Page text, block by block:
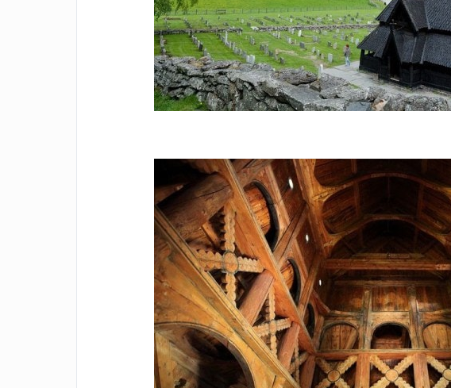
Facebook Twitter